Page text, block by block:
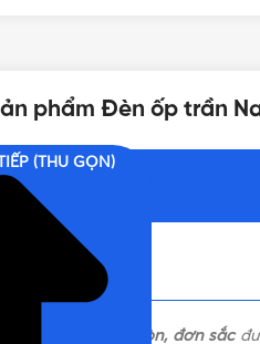
phẩm Đèn ốp trần
tròn, đơn sắc
(THU GỌN)